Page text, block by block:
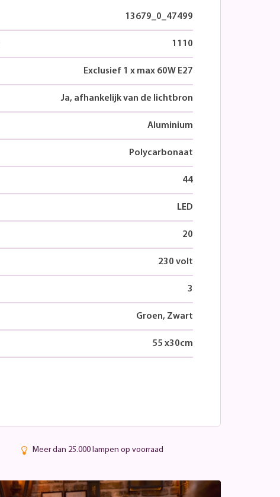
13679_0_47499
1110
Exclusief 1 x max 60W E27
Ja, afhankelijk van de lichtbron
Aluminium
Polycarbonaat
44
LED
20
230 volt
3
Groen, Zwart
55 x30cm
Meer dan 25.000 lampen op voorraad